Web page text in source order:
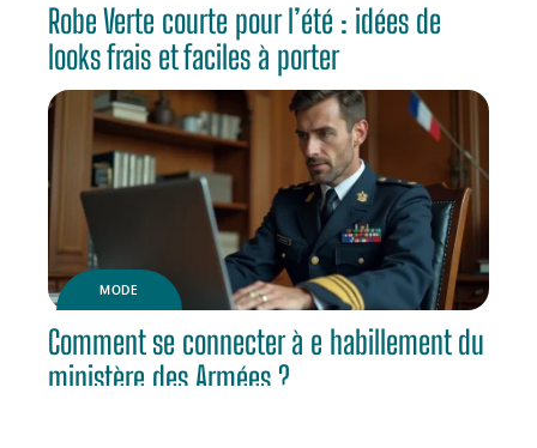
Robe Verte courte pour l’été : idées de
looks frais et faciles à porter
MODE
Comment se connecter à e habillement du
ministère des Armées ?